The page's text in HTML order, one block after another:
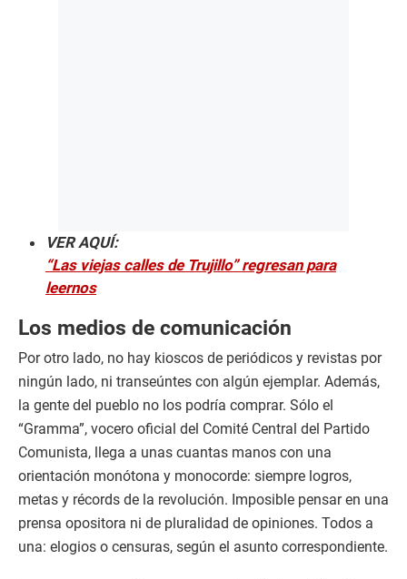
VER AQUÍ:
“Las viejas calles de Trujillo” regresan para
leernos
Los medios de comunicación
Por otro lado, no hay kioscos de periódicos y revistas por
ningún lado, ni transeúntes con algún ejemplar. Además,
la gente del pueblo no los podría comprar. Sólo el
“Gramma”, vocero oficial del Comité Central del Partido
Comunista, llega a unas cuantas manos con una
orientación monótona y monocorde: siempre logros,
metas y récords de la revolución. Imposible pensar en una
prensa opositora ni de pluralidad de opiniones. Todos a
una: elogios o censuras, según el asunto correspondiente.